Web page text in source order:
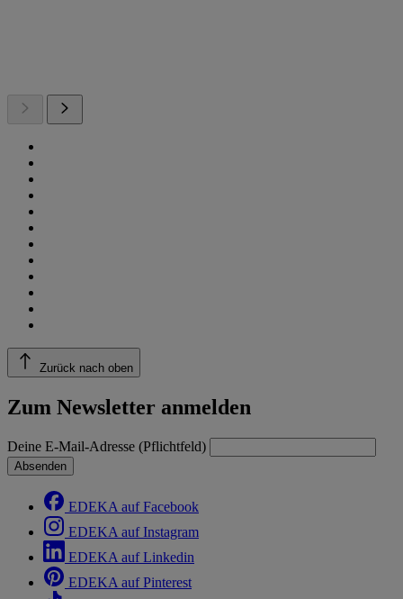
Zurück nach oben
Zum Newsletter anmelden
Deine E-Mail-Adresse (Pflichtfeld)
Absenden
EDEKA auf Facebook
EDEKA auf Instagram
EDEKA auf Linkedin
EDEKA auf Pinterest